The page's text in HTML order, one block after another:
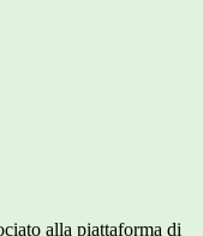
alla piattaforma di